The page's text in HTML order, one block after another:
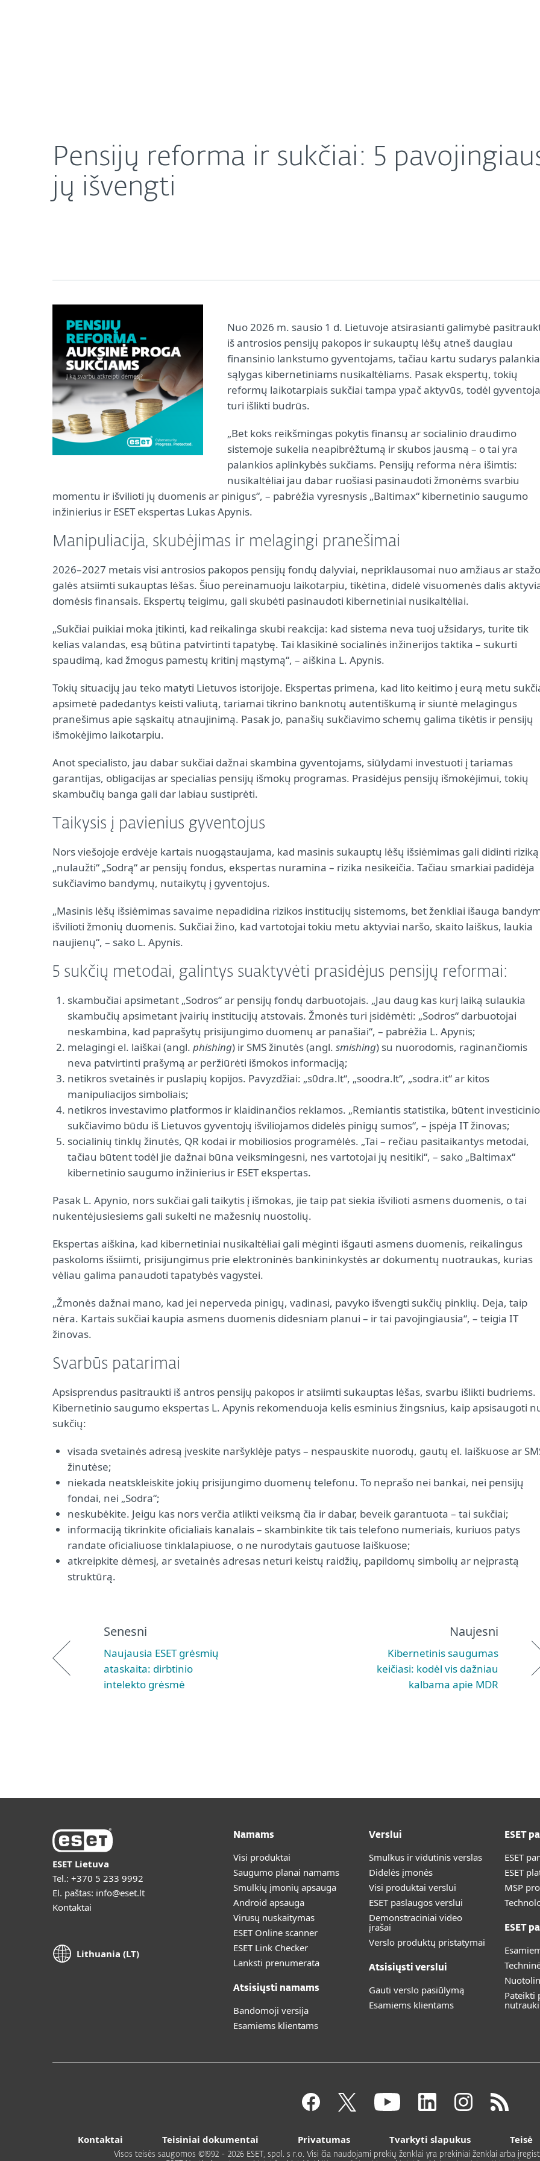
Pensijų reforma ir sukčiai: 5
jų išvengti
Nuo 2026 m. sausio 1 d. Lietuvoje atsirasianti galimybė
iš antrosios pensijų pakopos ir sukauptų lėšų atneš daugiau
finansinio lankstumo gyventojams, tačiau kartu sudarys
sąlygas kibernetiniams nusikaltėliams. Pasak ekspertų, tokių
reformų laikotarpiais sukčiai tampa ypač aktyvūs, todėl
turi išlikti budrūs.
„Bet koks reikšmingas pokytis finansų ar socialinio draudimo
sistemoje sukelia neapibrėžtumą ir skubos jausmą – o tai yra
palankios aplinkybės sukčiams. Pensijų reforma nėra išimtis:
nusikaltėliai jau dabar ruošiasi pasinaudoti žmonėms svarbiu
momentu ir išvilioti jų duomenis ar pinigus“, – pabrėžia vyresnysis „Baltimax“ kibernetinio saugumo
inžinierius ir ESET ekspertas Lukas Apynis.
Manipuliacija, skubėjimas ir melagingi pranešimai
2026–2027 metais visi antrosios pakopos pensijų fondų dalyviai, nepriklausomai nuo amžiaus ar
galės atsiimti sukauptas lėšas. Šiuo pereinamuoju laikotarpiu, tikėtina, didelė visuomenės dalis
domėsis finansais. Ekspertų teigimu, gali skubėti pasinaudoti kibernetiniai nusikaltėliai.
„Sukčiai puikiai moka įtikinti, kad reikalinga skubi reakcija: kad sistema neva tuoj užsidarys, turite tik
kelias valandas, esą būtina patvirtinti tapatybę. Tai klasikinė socialinės inžinerijos taktika – sukurti
spaudimą, kad žmogus pamestų kritinį mąstymą“, – aiškina L. Apynis.
Tokių situacijų jau teko matyti Lietuvos istorijoje. Ekspertas primena, kad lito keitimo į eurą metu
apsimetė padedantys keisti valiutą, tariamai tikrino banknotų autentiškumą ir siuntė melagingus
pranešimus apie sąskaitų atnaujinimą. Pasak jo, panašių sukčiavimo schemų galima tikėtis ir pensijų
išmokėjimo laikotarpiu.
Anot specialisto, jau dabar sukčiai dažnai skambina gyventojams, siūlydami investuoti į tariamas
garantijas, obligacijas ar specialias pensijų išmokų programas. Prasidėjus pensijų išmokėjimui, tokių
skambučių banga gali dar labiau sustiprėti.
Taikysis į pavienius gyventojus
Nors viešojoje erdvėje kartais nuogąstaujama, kad masinis sukauptų lėšų išsiėmimas gali didinti riziką
„nulaužti“ „Sodrą“ ar pensijų fondus, ekspertas nuramina – rizika nesikeičia. Tačiau smarkiai padidėja
sukčiavimo bandymų, nutaikytų į gyventojus.
„Masinis lėšų išsiėmimas savaime nepadidina rizikos institucijų sistemoms, bet ženkliai išauga
išvilioti žmonių duomenis. Sukčiai žino, kad vartotojai tokiu metu aktyviai naršo, skaito laiškus, laukia
naujienų“, – sako L. Apynis.
5 sukčių metodai, galintys suaktyvėti prasidėjus pensijų reformai:
skambučiai apsimetant „Sodros“ ar pensijų fondų darbuotojais. „Jau daug kas kurį laiką sulaukia
skambučių apsimetant įvairių institucijų atstovais. Žmonės turi įsidėmėti: „Sodros“ darbuotojai
neskambina, kad paprašytų prisijungimo duomenų ar panašiai“, – pabrėžia L. Apynis;
melagingi el. laiškai (angl. phishing) ir SMS žinutės (angl. smishing) su nuorodomis, raginančiomis
neva patvirtinti prašymą ar peržiūrėti išmokos informaciją;
netikros svetainės ir puslapių kopijos. Pavyzdžiai: „s0dra.lt“, „soodra.lt“, „sodra.it“ ar kitos
manipuliacijos simboliais;
netikros investavimo platformos ir klaidinančios reklamos. „Remiantis statistika, būtent investicinio
sukčiavimo būdu iš Lietuvos gyventojų išviliojamos didelės pinigų sumos“, – įspėja IT žinovas;
socialinių tinklų žinutės, QR kodai ir mobiliosios programėlės. „Tai – rečiau pasitaikantys metodai,
tačiau būtent todėl jie dažnai būna veiksmingesni, nes vartotojai jų nesitiki“, – sako „Baltimax“
kibernetinio saugumo inžinierius ir ESET ekspertas.
Pasak L. Apynio, nors sukčiai gali taikytis į išmokas, jie taip pat siekia išvilioti asmens duomenis, o tai
nukentėjusiesiems gali sukelti ne mažesnių nuostolių.
Ekspertas aiškina, kad kibernetiniai nusikaltėliai gali mėginti išgauti asmens duomenis, reikalingus
paskoloms išsiimti, prisijungimus prie elektroninės bankininkystės ar dokumentų nuotraukas, kurias
vėliau galima panaudoti tapatybės vagystei.
„Žmonės dažnai mano, kad jei neperveda pinigų, vadinasi, pavyko išvengti sukčių pinklių. Deja, taip
nėra. Kartais sukčiai kaupia asmens duomenis didesniam planui – ir tai pavojingiausia“, – teigia IT
žinovas.
Svarbūs patarimai
Apsisprendus pasitraukti iš antros pensijų pakopos ir atsiimti sukauptas lėšas, svarbu išlikti budriems.
Kibernetinio saugumo ekspertas L. Apynis rekomenduoja kelis esminius žingsnius, kaip apsisaugoti
sukčių:
visada svetainės adresą įveskite naršyklėje patys – nespauskite nuorodų, gautų el. laiškuose ar
žinutėse;
niekada neatskleiskite jokių prisijungimo duomenų telefonu. To neprašo nei bankai, nei pensijų
fondai, nei „Sodra“;
neskubėkite. Jeigu kas nors verčia atlikti veiksmą čia ir dabar, beveik garantuota – tai sukčiai;
informaciją tikrinkite oficialiais kanalais – skambinkite tik tais telefono numeriais, kuriuos patys
randate oficialiuose tinklalapiuose, o ne nurodytais gautuose laiškuose;
atkreipkite dėmesį, ar svetainės adresas neturi keistų raidžių, papildomų simbolių ar neįprastą
struktūrą.
Senesni
Naujausia ESET grėsmių
ataskaita: dirbtinio
intelekto grėsmė
Naujesni
Kibernetinis saugumas
keičiasi: kodėl vis dažniau
kalbama apie MDR
ESET Lietuva
Tel.: +370 5 233 9992
El. paštas: info@eset.lt
Kontaktai
Lithuania (LT)
Namams
Visi produktai
Saugumo planai namams
Smulkių įmonių apsauga
Android apsauga
Virusų nuskaitymas
ESET Online scanner
ESET Link Checker
Lanksti prenumerata
Atsisiųsti namams
Bandomoji versija
Esamiems klientams
Verslui
Smulkus ir vidutinis verslas
Didelės įmonės
Visi produktai verslui
ESET paslaugos verslui
Demonstraciniai video
įrašai
Verslo produktų pristatymai
Atsisiųsti verslui
Gauti verslo pasiūlymą
Esamiems klientams
ESET
ESET
ESET
MSP
ESET
Pateikti
Kontaktai Teisiniai dokumentai Privatumas Tvarkyti slapukus Teisė
Visos teisės saugomos ©1992 - 2026 ESET, spol. s r.o. Visi čia naudojami prekių ženklai yra prekiniai ženklai arba